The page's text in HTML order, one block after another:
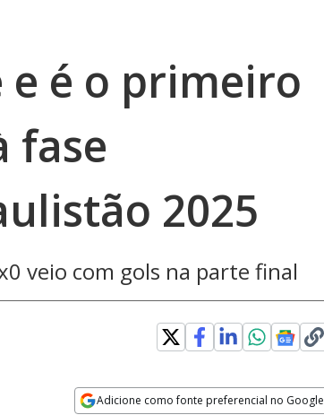
é o primeiro
fase
2025
veio com gols na parte final
Adicione como fonte preferencial no Google
Velocidade